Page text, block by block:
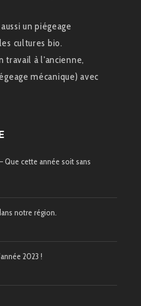
un piégeage
cultures bio.
travail à l'ancienne,
mécanique) avec
Que cette année soit sans
notre région.
2023 !